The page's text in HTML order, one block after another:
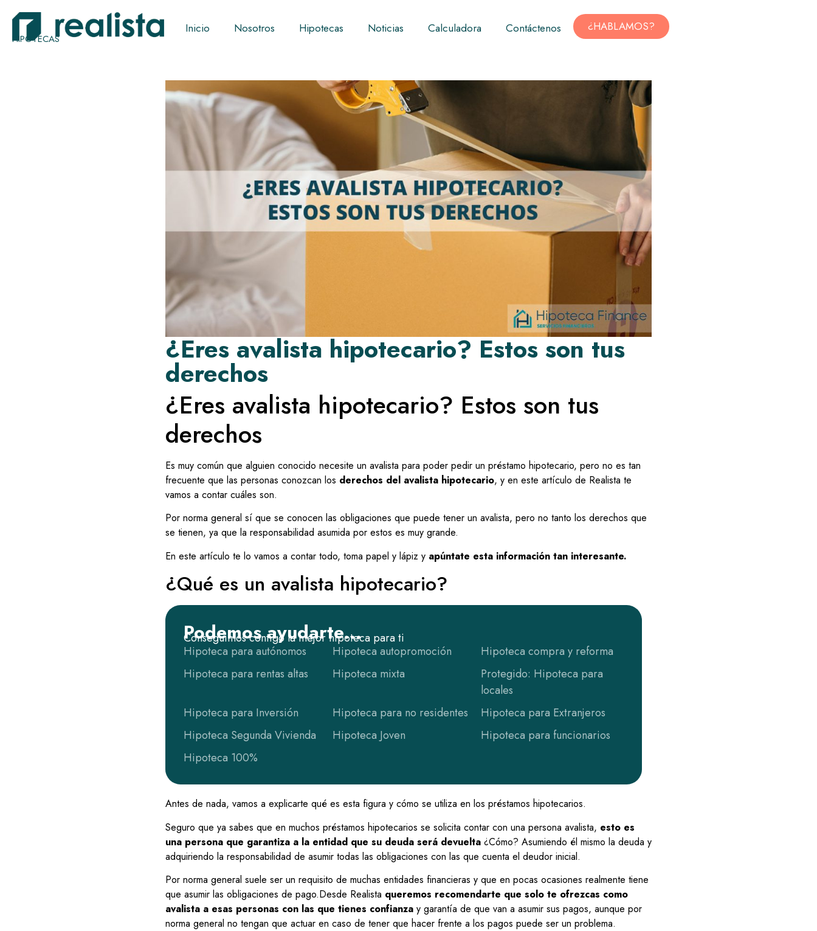
HIPOTECAS
Inicio Nosotros Hipotecas Noticias Calculadora Contáctenos ¿HABLAMOS?
¿Eres avalista hipotecario? Estos son tus
derechos
¿Eres avalista hipotecario? Estos son tus
derechos
Es muy común que alguien conocido necesite un avalista para poder pedir un préstamo hipotecario, pero no es tan
frecuente que las personas conozcan los derechos del avalista hipotecario, y en este artículo de Realista te
vamos a contar cuáles son.
Por norma general sí que se conocen las obligaciones que puede tener un avalista, pero no tanto los derechos que
se tienen, ya que la responsabilidad asumida por estos es muy grande.
En este artículo te lo vamos a contar todo, toma papel y lápiz y apúntate esta información tan interesante.
¿Qué es un avalista hipotecario?
Podemos ayudarte...
Conseguimos contigo la mejor hipoteca para ti
Hipoteca para autónomos
Hipoteca autopromoción
Hipoteca compra y reforma
Hipoteca para rentas altas
Hipoteca mixta
Protegido: Hipoteca para
locales
Hipoteca para Inversión
Hipoteca para no residentes
Hipoteca para Extranjeros
Hipoteca Segunda Vivienda
Hipoteca Joven
Hipoteca para funcionarios
Hipoteca 100%
Antes de nada, vamos a explicarte qué es esta figura y cómo se utiliza en los préstamos hipotecarios.
Seguro que ya sabes que en muchos préstamos hipotecarios se solicita contar con una persona avalista, esto es
una persona que garantiza a la entidad que su deuda será devuelta ¿Cómo? Asumiendo él mismo la deuda y
adquiriendo la responsabilidad de asumir todas las obligaciones con las que cuenta el deudor inicial.
Por norma general suele ser un requisito de muchas entidades financieras y que en pocas ocasiones realmente tiene
que asumir las obligaciones de pago.Desde Realista queremos recomendarte que solo te ofrezcas como
avalista a esas personas con las que tienes confianza y garantía de que van a asumir sus pagos, aunque por
norma general no tengan que actuar en caso de tener que hacer frente a los pagos puede ser un problema.